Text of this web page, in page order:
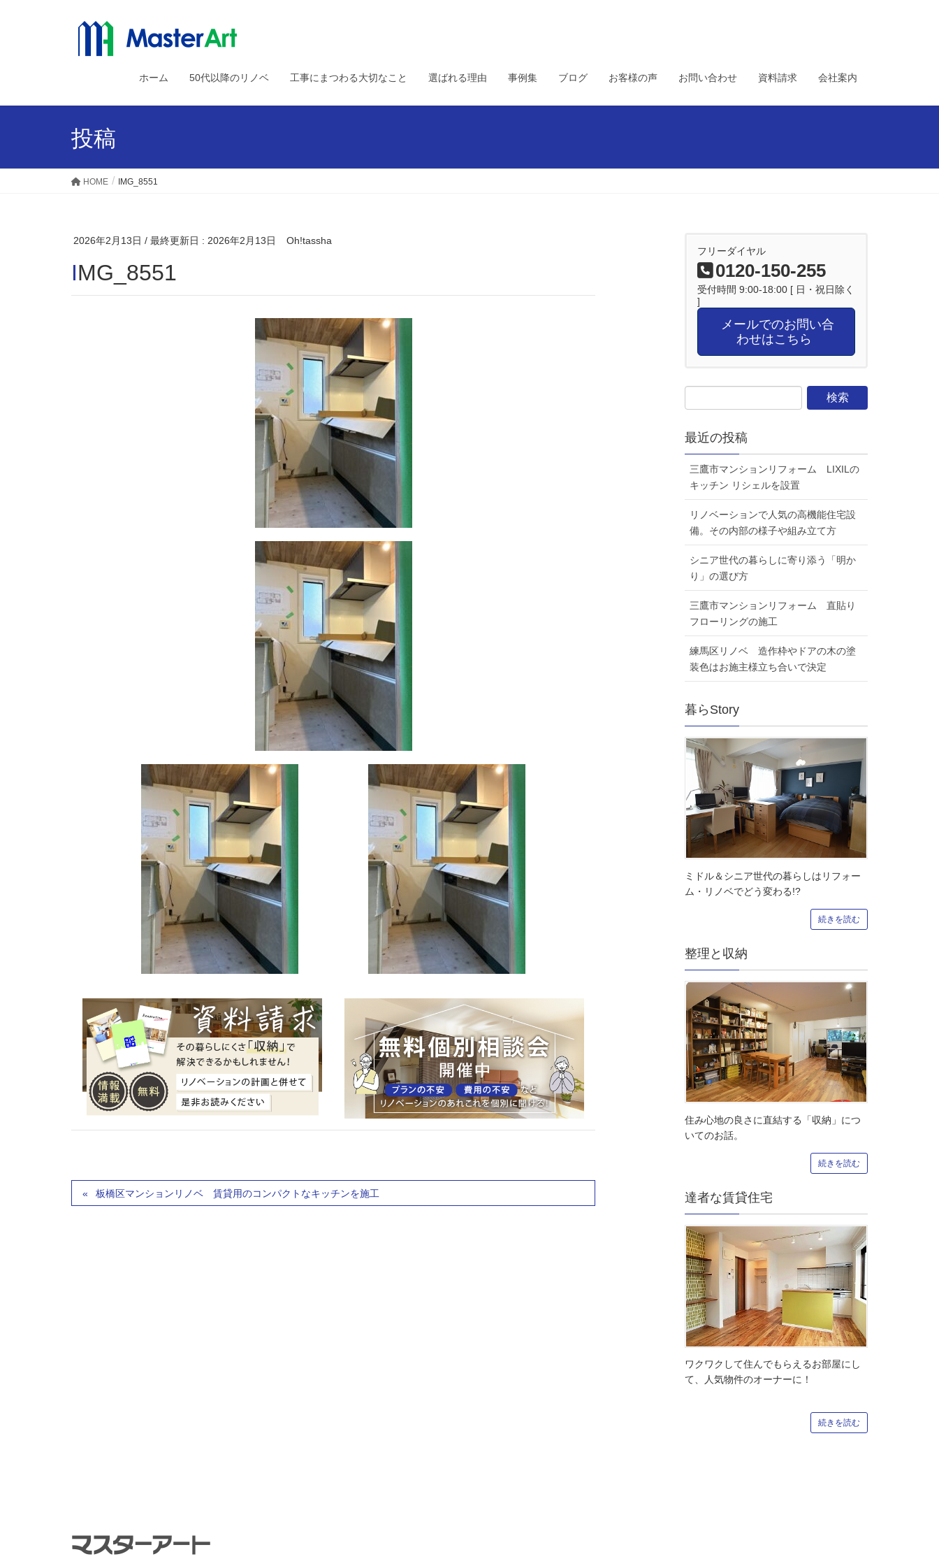
ホーム 50代以降のリノベ 工事にまつわる大切なこと 選ばれる理由 事例集 ブログ お客様の声 お問い合わせ 資料請求 会社案内
投稿
HOME IMG_8551
2026年2月13日 / 最終更新日 : 2026年2月13日 Oh!tassha
IMG_8551
板橋区マンションリノベ 賃貸用のコンパクトなキッチンを施工
フリーダイヤル
0120-150-255
受付時間 9:00-18:00 [ 日・祝日除く
]
メールでのお問い合
わせはこちら
最近の投稿
三鷹市マンションリフォーム LIXILの
キッチン リシェルを設置
リノベーションで人気の高機能住宅設
備。その内部の様子や組み立て方
シニア世代の暮らしに寄り添う「明か
り」の選び方
三鷹市マンションリフォーム 直貼り
フローリングの施工
練馬区リノベ 造作枠やドアの木の塗
装色はお施主様立ち合いで決定
暮らStory
ミドル＆シニア世代の暮らしはリフォー
ム・リノベでどう変わる!?
続きを読む
整理と収納
住み心地の良さに直結する「収納」につ
いてのお話。
続きを読む
達者な賃貸住宅
ワクワクして住んでもらえるお部屋にし
て、人気物件のオーナーに！
続きを読む